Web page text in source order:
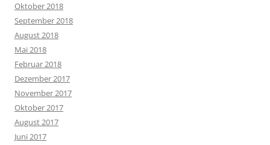
Oktober 2018
September 2018
August 2018
Mai 2018
Februar 2018
Dezember 2017
November 2017
Oktober 2017
August 2017
Juni 2017